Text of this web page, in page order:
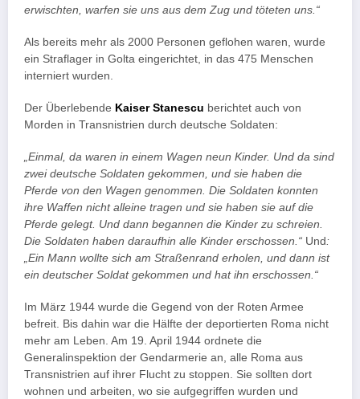
erwischten, warfen sie uns aus dem Zug und töteten uns.“
Als bereits mehr als 2000 Personen geflohen waren, wurde
ein Straflager in Golta eingerichtet, in das 475 Menschen
interniert wurden.
Der Überlebende Kaiser Stanescu berichtet auch von
Morden in Transnistrien durch deutsche Soldaten:
„Einmal, da waren in einem Wagen neun Kinder. Und da sind
zwei deutsche Soldaten gekommen, und sie haben die
Pferde von den Wagen genommen. Die Soldaten konnten
ihre Waffen nicht alleine tragen und sie haben sie auf die
Pferde gelegt. Und dann begannen die Kinder zu schreien.
Die Soldaten haben daraufhin alle Kinder erschossen.“ Und:
„Ein Mann wollte sich am Straßenrand erholen, und dann ist
ein deutscher Soldat gekommen und hat ihn erschossen.“
Im März 1944 wurde die Gegend von der Roten Armee
befreit. Bis dahin war die Hälfte der deportierten Roma nicht
mehr am Leben. Am 19. April 1944 ordnete die
Generalinspektion der Gendarmerie an, alle Roma aus
Transnistrien auf ihrer Flucht zu stoppen. Sie sollten dort
wohnen und arbeiten, wo sie aufgegriffen wurden und